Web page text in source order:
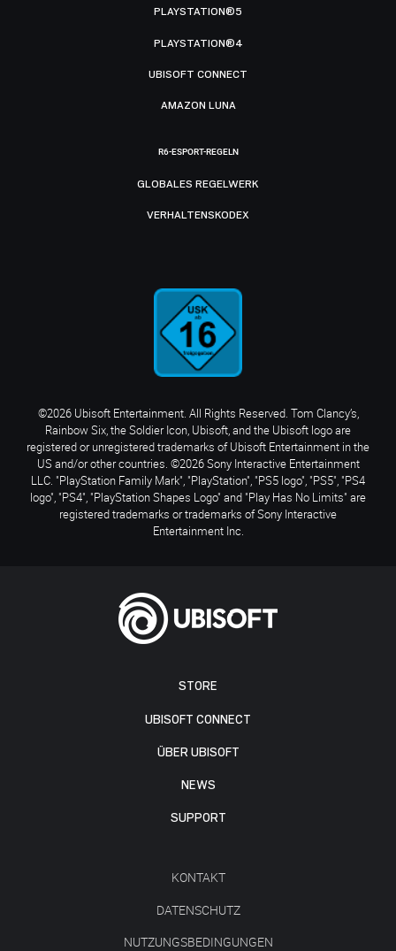
STORE
UBISOFT CONNECT
ÜBER UBISOFT
NEWS
SUPPORT
KONTAKT
DATENSCHUTZ
NUTZUNGSBEDINGUNGEN
PLAYSTATION®5
PLAYSTATION®4
UBISOFT CONNECT
AMAZON LUNA
R6-ESPORT-REGELN
GLOBALES REGELWERK
VERHALTENSKODEX
©2026 Ubisoft Entertainment. All Rights Reserved. Tom Clancy’s,
Rainbow Six, the Soldier Icon, Ubisoft, and the Ubisoft logo are
registered or unregistered trademarks of Ubisoft Entertainment in the
US and/or other countries. ©2026 Sony Interactive Entertainment
LLC. "PlayStation Family Mark", "PlayStation", "PS5 logo", "PS5", "PS4
logo", "PS4", "PlayStation Shapes Logo" and "Play Has No Limits" are
registered trademarks or trademarks of Sony Interactive
Entertainment Inc.